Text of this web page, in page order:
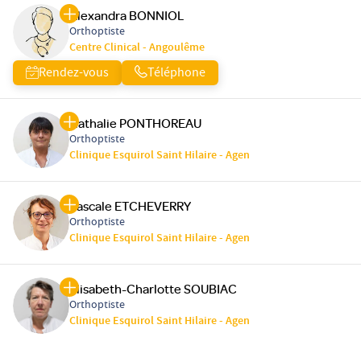
Alexandra BONNIOL
Orthoptiste
Centre Clinical - Angoulême
Rendez-vous Téléphone
Nathalie PONTHOREAU
Orthoptiste
Clinique Esquirol Saint Hilaire - Agen
Pascale ETCHEVERRY
Orthoptiste
Clinique Esquirol Saint Hilaire - Agen
Elisabeth-Charlotte SOUBIAC
Orthoptiste
Clinique Esquirol Saint Hilaire - Agen